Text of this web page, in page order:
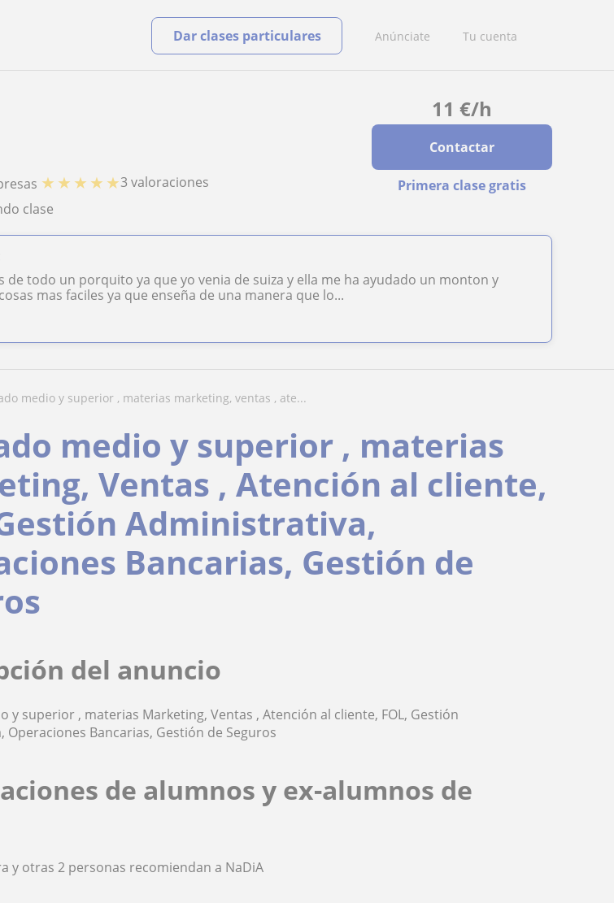
Anúnciate Tu cuenta
Dar clases particulares
11 €/h
Contactar
Primera clase gratis
★ ★ ★ ★ ★3 valoraciones
clase
de todo un porquito ya que yo venia de suiza y ella me ha ayudado un monton y
mas faciles ya que enseña de una manera que lo...
medio y superior , materias marketing, ventas , ate...
medio y superior , materias
Ventas , Atención al cliente,
Administrativa,
Bancarias, Gestión de
del anuncio
y superior , materias Marketing, Ventas , Atención al cliente, FOL, Gestión
Operaciones Bancarias, Gestión de Seguros
de alumnos y ex-alumnos de
y otras 2 personas recomiendan a NaDiA